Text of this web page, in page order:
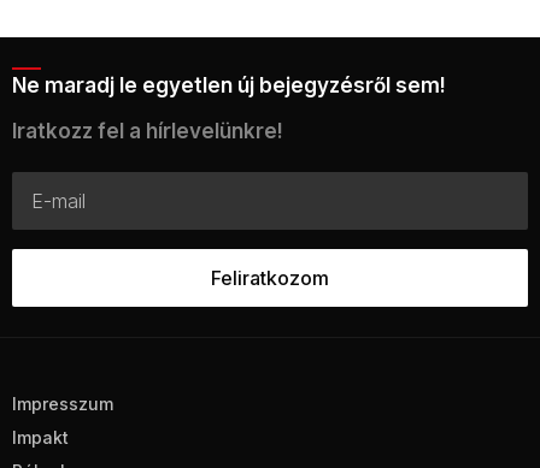
Ne maradj le egyetlen új bejegyzésről sem!
Iratkozz fel a hírlevelünkre!
Impresszum
Impakt